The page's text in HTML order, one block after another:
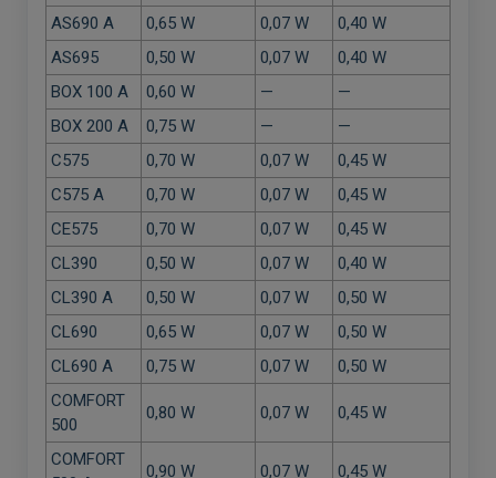
AS690 A
0,65 W 0,07 W
0,40 W
AS695
0,50 W 0,07 W
0,40 W
BOX 100 A
0,60 W —
—
BOX 200 A
0,75 W —
—
C575
0,70 W 0,07 W
0,45 W
C575 A
0,70 W 0,07 W
0,45 W
CE575
0,70 W 0,07 W
0,45 W
CL390
0,50 W 0,07 W
0,40 W
CL390 A
0,50 W 0,07 W
0,50 W
CL690
0,65 W 0,07 W
0,50 W
CL690 A
0,75 W 0,07 W
0,50 W
COMFORT
500
0,80 W 0,07 W 0,45 W
COMFORT
0,90 W 0,07 W 0,45 W